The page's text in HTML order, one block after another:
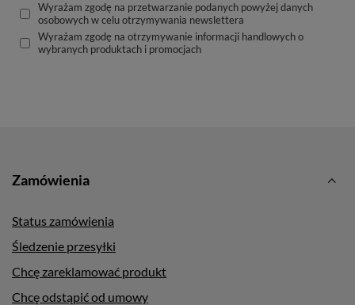
Wyrażam zgodę na przetwarzanie podanych powyżej danych
osobowych w celu otrzymywania newslettera
Wyrażam zgodę na otrzymywanie informacji handlowych o
wybranych produktach i promocjach
Zamówienia
Status zamówienia
Śledzenie przesyłki
Chcę zareklamować produkt
Chcę odstąpić od umowy